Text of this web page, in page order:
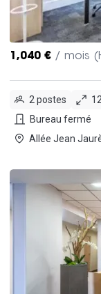
1,040 € / mois
2 postes
Bureau fermé